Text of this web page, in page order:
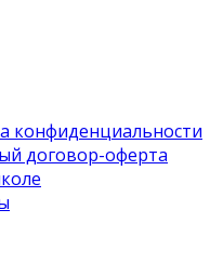
конфиденциальности
договор-оферта